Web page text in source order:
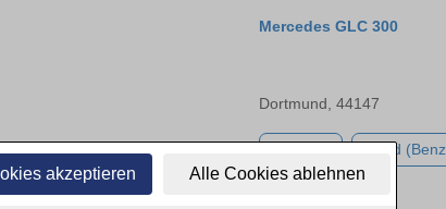
akzeptieren Alle Cookies ablehnen
Mercedes GLC 300
Dortmund, 44147
Hybrid